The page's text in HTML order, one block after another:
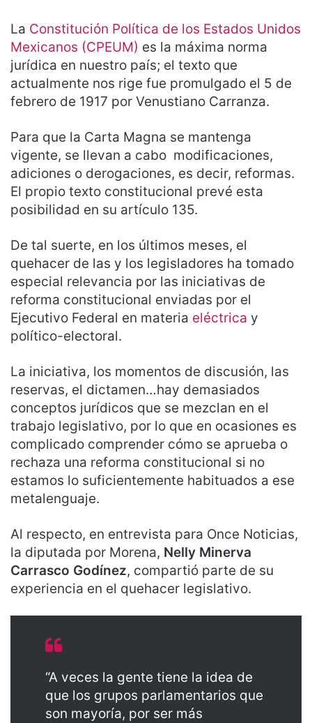
La Constitución Política de los Estados Unidos
Mexicanos (CPEUM) es la máxima norma
jurídica en nuestro país; el texto que
actualmente nos rige fue promulgado el 5 de
febrero de 1917 por Venustiano Carranza.
Para que la Carta Magna se mantenga
vigente, se llevan a cabo modificaciones,
adiciones o derogaciones, es decir, reformas.
El propio texto constitucional prevé esta
posibilidad en su artículo 135.
De tal suerte, en los últimos meses, el
quehacer de las y los legisladores ha tomado
especial relevancia por las iniciativas de
reforma constitucional enviadas por el
Ejecutivo Federal en materia eléctrica y
político-electoral.
La iniciativa, los momentos de discusión, las
reservas, el dictamen…hay demasiados
conceptos jurídicos que se mezclan en el
trabajo legislativo, por lo que en ocasiones es
complicado comprender cómo se aprueba o
rechaza una reforma constitucional si no
estamos lo suficientemente habituados a ese
metalenguaje.
Al respecto, en entrevista para Once Noticias,
la diputada por Morena, Nelly Minerva
Carrasco Godínez, compartió parte de su
experiencia en el quehacer legislativo.
“A veces la gente tiene la idea de
que los grupos parlamentarios que
son mayoría, por ser más